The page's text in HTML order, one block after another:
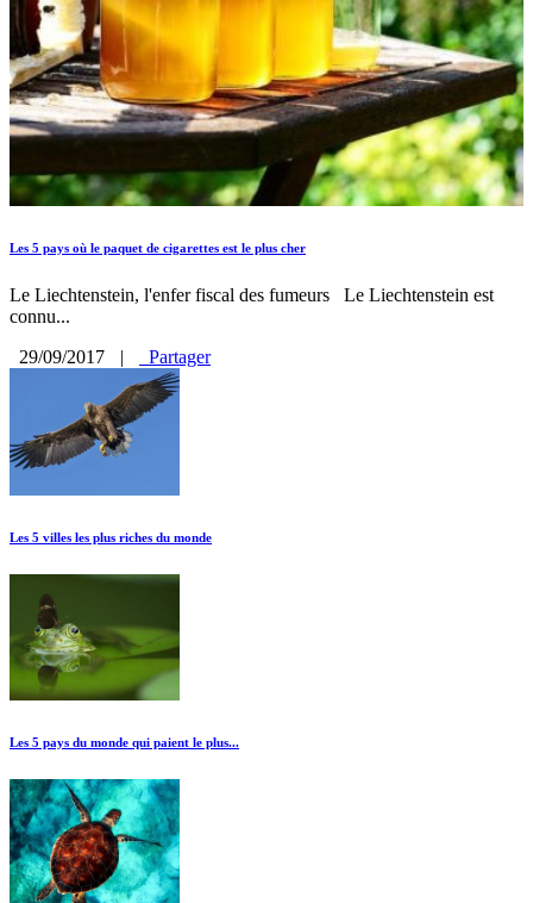
Les 5 pays où le paquet de cigarettes est le plus cher
Le Liechtenstein, l'enfer fiscal des fumeurs Le Liechtenstein est
connu...
29/09/2017
| Partager
Les 5 villes les plus riches du monde
Les 5 pays du monde qui paient le plus...